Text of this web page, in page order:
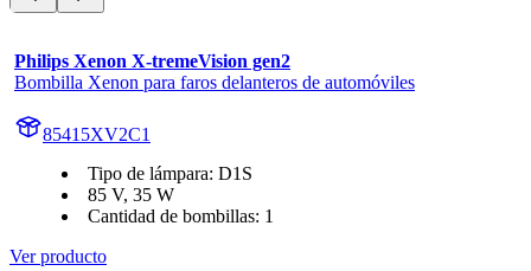
Philips Xenon X-tremeVision gen2
Bombilla Xenon para faros delanteros de automóviles
85415XV2C1
Tipo de lámpara: D1S
85 V, 35 W
Cantidad de bombillas: 1
Ver producto